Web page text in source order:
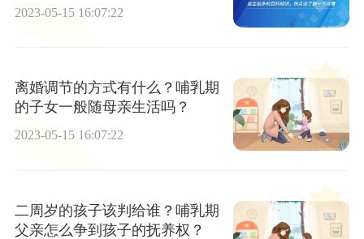
2023-05-15 16:07:22
离婚调节的方式有什么？哺乳期
的子女一般随母亲生活吗？
2023-05-15 16:07:22
二周岁的孩子该判给谁？哺乳期
父亲怎么争到孩子的抚养权？